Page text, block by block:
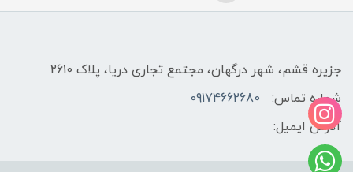
جزیره قشم، شهر درگهان، مجتمع تجاری دریا، پلاک 2610
شماره تماس:
09174662680
آدرس ایمیل: